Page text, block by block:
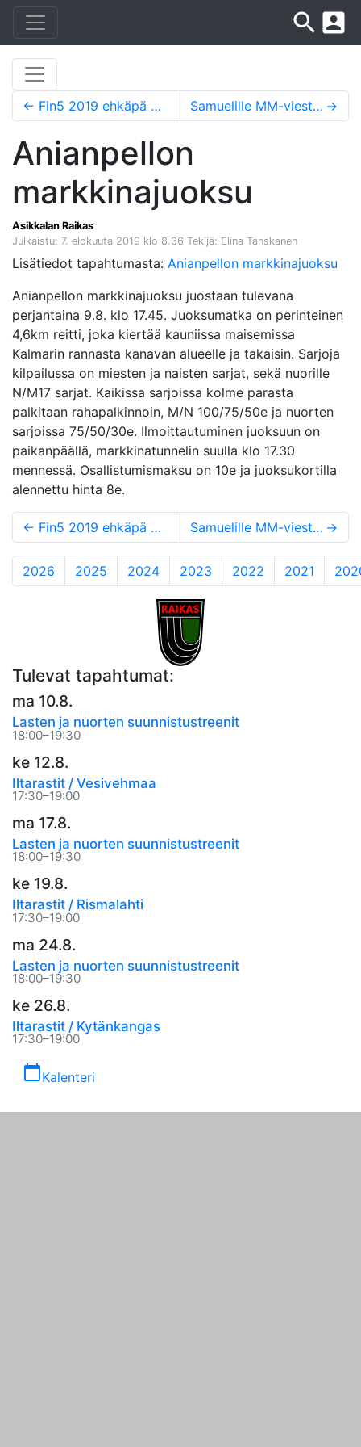
search account_box
← Fin5 2019 ehkäpä menestyksekkäin rastiviikko Raikkaan historiassa! Samuelille MM-viestipronssia ja 4. sija pitkältä matkalta →
Anianpellon
markkinajuoksu
Asikkalan Raikas
Julkaistu: 7. elokuuta 2019 klo 8.36 Tekijä: Elina Tanskanen
Lisätiedot tapahtumasta: Anianpellon markkinajuoksu
Anianpellon markkinajuoksu juostaan tulevana
perjantaina 9.8. klo 17.45. Juoksumatka on perinteinen
4,6km reitti, joka kiertää kauniissa maisemissa
Kalmarin rannasta kanavan alueelle ja takaisin. Sarjoja
kilpailussa on miesten ja naisten sarjat, sekä nuorille
N/M17 sarjat. Kaikissa sarjoissa kolme parasta
palkitaan rahapalkinnoin, M/N 100/75/50e ja nuorten
sarjoissa 75/50/30e. Ilmoittautuminen juoksuun on
paikanpäällä, markkinatunnelin suulla klo 17.30
mennessä. Osallistumismaksu on 10e ja juoksukortilla
alennettu hinta 8e.
← Fin5 2019 ehkäpä menestyksekkäin rastiviikko Raikkaan historiassa! Samuelille MM-viestipronssia ja 4. sija pitkältä matkalta →
2026 2025 2024 2023 2022 2021
Tulevat tapahtumat:
ma 10.8.
Lasten ja nuorten suunnistustreenit
18:00–19:30
ke 12.8.
Iltarastit / Vesivehmaa
17:30–19:00
ma 17.8.
Lasten ja nuorten suunnistustreenit
18:00–19:30
ke 19.8.
Iltarastit / Rismalahti
17:30–19:00
ma 24.8.
Lasten ja nuorten suunnistustreenit
18:00–19:30
ke 26.8.
Iltarastit / Kytänkangas
17:30–19:00
calendar_todayKalenteri